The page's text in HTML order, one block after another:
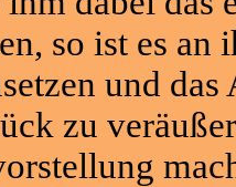
so ist es an
und
zu